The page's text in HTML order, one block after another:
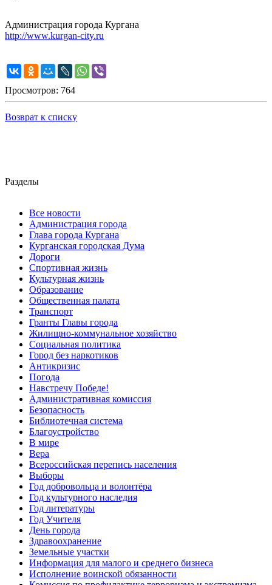
Администрация города Кургана
http://www.kurgan-city.ru
Просмотров: 764
Возврат к списку
Разделы
Все новости
Администрация города
Глава города Кургана
Курганская городская Дума
Дороги
Спортивная жизнь
Культурная жизнь
Образование
Общественная палата
Транспорт
Гранты Главы города
Жилищно-коммунальное хозяйство
Социальная политика
Город без наркотиков
Антикризис
Погода
Навстречу Победе!
Административная комиссия
Безопасность
Библиотечная система
Благоустройство
В мире
Вера
Всероссийская перепись населения
Выборы
Год добровольца и волонтёра
Год культурного наследия
Год литературы
Год Учителя
День города
Здравоохранение
Земельные участки
Информация для малого и среднего бизнеса
Исполнение воинской обязанности